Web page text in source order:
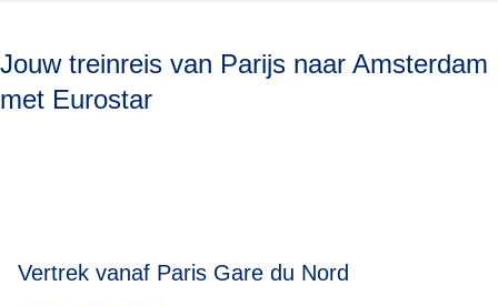
Jouw treinreis van Parijs naar Amsterdam
met Eurostar
Vertrek vanaf Paris Gare du Nord